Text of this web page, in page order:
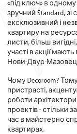
«під ключ» в одному
зручний Standard,
ексклюзивний і
квартиру на
листи, більш
участі в акції
Нови-Двур-
Чому Decoroom?
пристрасті,
роботи архітектори
проектів - стільки
час в майстерно
квартирах.